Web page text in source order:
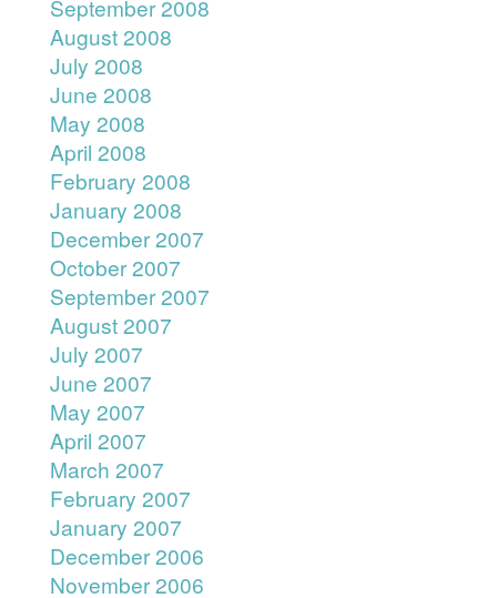
September 2008
August 2008
July 2008
June 2008
May 2008
April 2008
February 2008
January 2008
December 2007
October 2007
September 2007
August 2007
July 2007
June 2007
May 2007
April 2007
March 2007
February 2007
January 2007
December 2006
November 2006